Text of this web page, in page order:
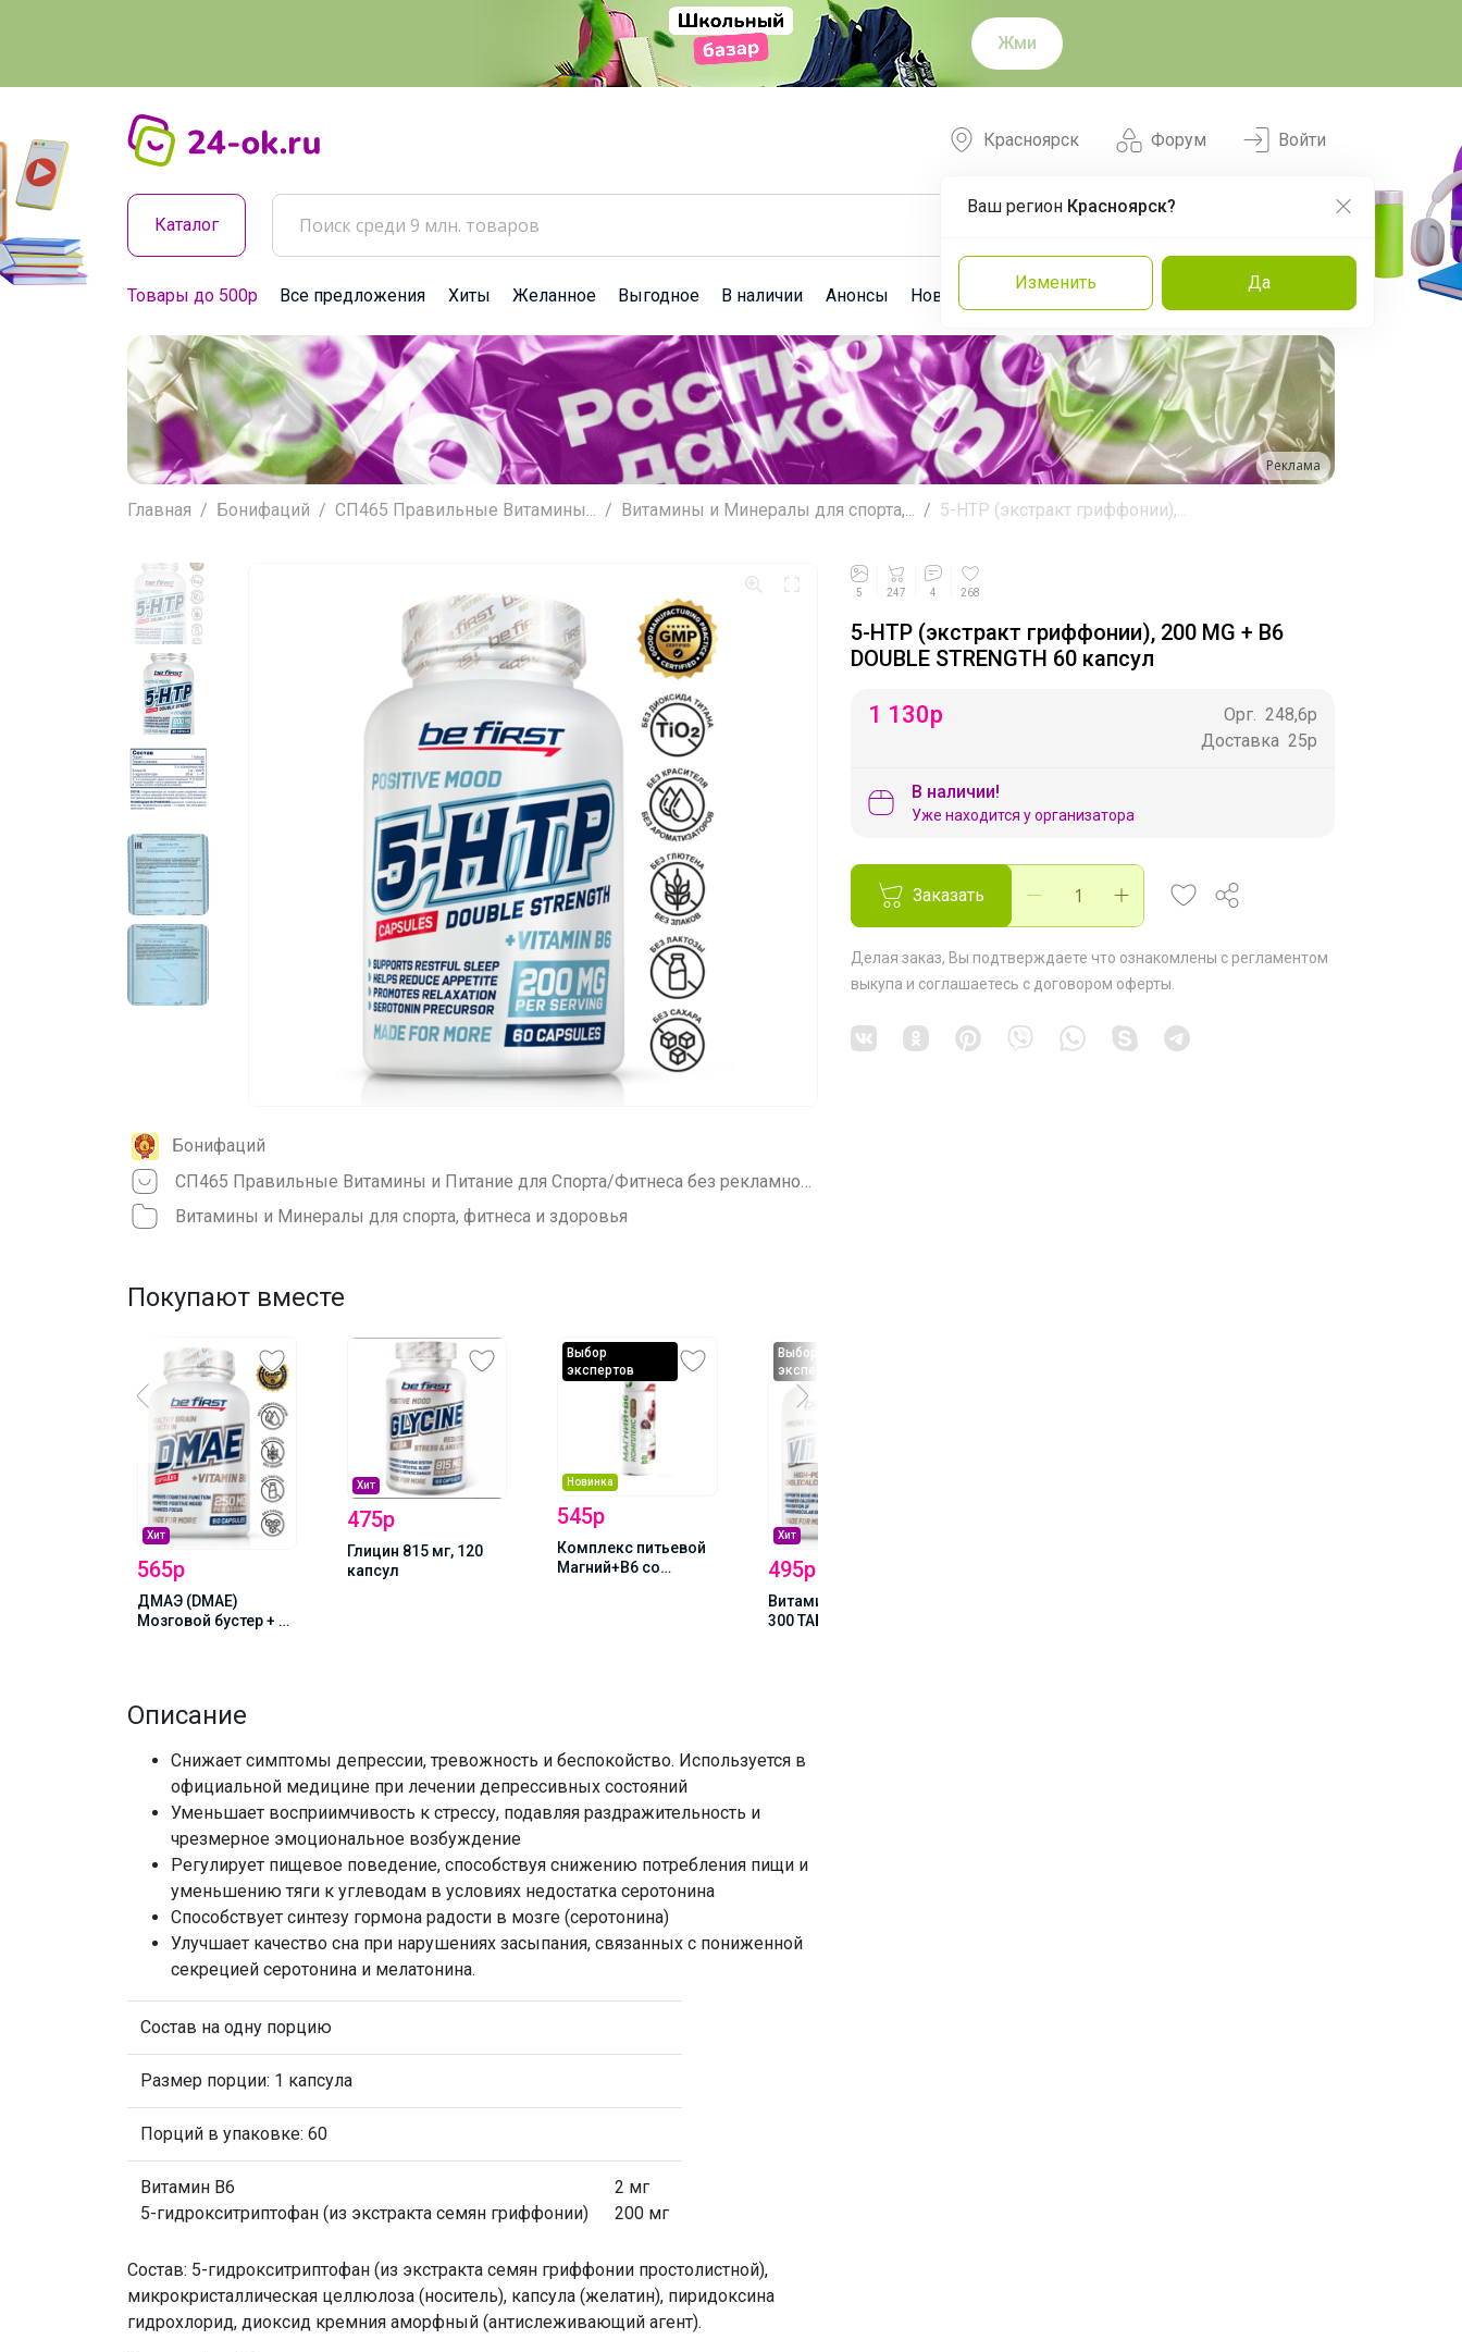
Жми
Форум
Красноярск
Ваш регион Красноярск?
Изменить Да
Войти
Каталог
Товары до 500р Все предложения Хиты Желанное Выгодное В наличии Анонсы Новости Команда Эксперты
Реклама
Главная Бонифаций СП465 Правильные Витамины... Витамины и Минералы для спорта,... 5-HTP (экстракт гриффонии),...
Бонифаций
СП465 Правильные Витамины и Питание для Спорта/Фитнеса без рекламного обмана!
Витамины и Минералы для спорта, фитнеса и здоровья
Покупают вместе
Хит
565р
ДМАЭ (DMAE)
Мозговой бустер + B6
Хит
475р
Глицин 815 мг, 120
капсул
Выбор
экспертов
Новинка
545р
Комплекс питьевой
Магний+В6 со
Выбор
экспертов
Хит
495р
Витамин Д3 2000ME,
300 ТАБЛЕТОК
Описание
Снижает симптомы депрессии, тревожность и беспокойство. Используется в
официальной медицине при лечении депрессивных состояний
Уменьшает восприимчивость к стрессу, подавляя раздражительность и
чрезмерное эмоциональное возбуждение
Регулирует пищевое поведение, способствуя снижению потребления пищи и
уменьшению тяги к углеводам в условиях недостатка серотонина
Способствует синтезу гормона радости в мозге (серотонина)
Улучшает качество сна при нарушениях засыпания, связанных с пониженной
секрецией серотонина и мелатонина.
Состав на одну порцию
Размер порции: 1 капсула
Порций в упаковке: 60
Витамин B6
5-гидрокситриптофан (из экстракта семян гриффонии)
2 мг
200 мг
Состав: 5-гидрокситриптофан (из экстракта семян гриффонии простолистной),
микрокристаллическая целлюлоза (носитель), капсула (желатин), пиридоксина
гидрохлорид, диоксид кремния аморфный (антислеживающий агент).
5 247 4 268
5-HTP (экстракт гриффонии), 200 MG + B6
DOUBLE STRENGTH 60 капсул
1 130р Орг. 248,6р
Доставка 25р
В наличии!
Уже находится у организатора
Заказать
Делая заказ, Вы подтверждаете что ознакомлены с регламентом
выкупа и соглашаетесь с договором оферты